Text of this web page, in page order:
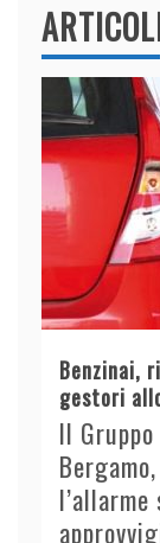
Benzinai,
gestori
Il